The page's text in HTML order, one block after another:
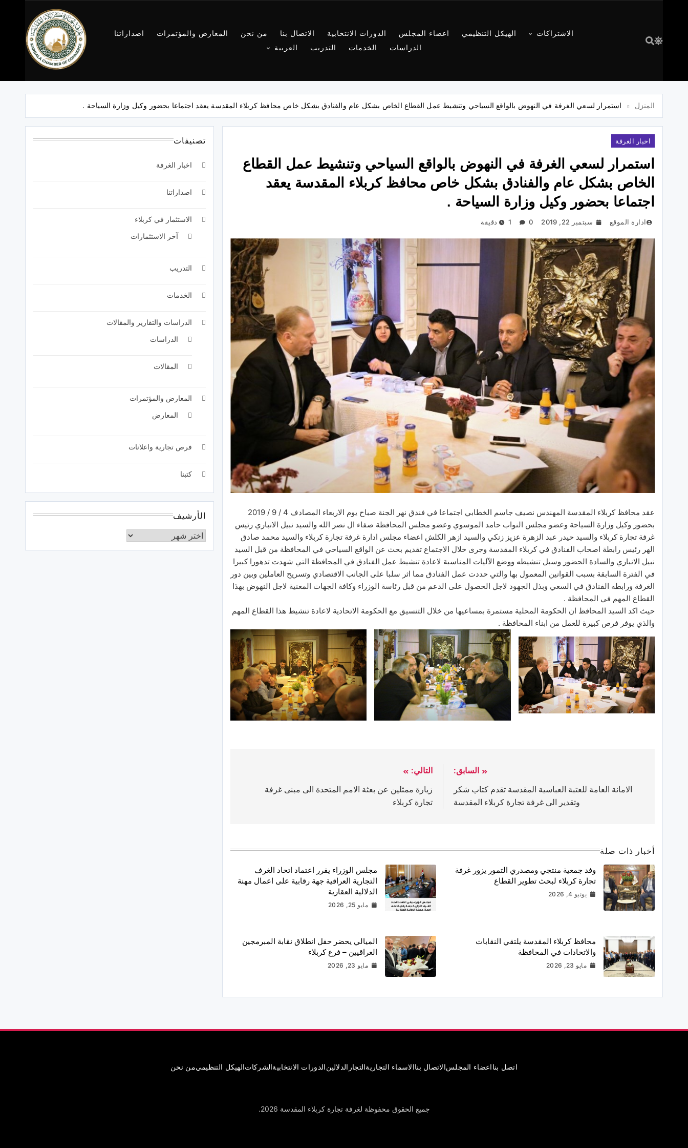
الاشتراكات الهيكل التنظيمي اعضاء المجلس الدورات الانتخابية الاتصال بنا من نحن المعارض والمؤتمرات
اصداراتنا
الدراسات
الخدمات التدريب العربية
غرفة تجارة
كربلاء
المنزل استمرار لسعي الغرفة في النهوض بالواقع السياحي وتنشيط عمل القطاع الخاص بشكل عام والفنادق بشكل خاص محافظ كربلاء المقدسة يعقد اجتماعا بحضور وكيل وزارة السياحة .
اخبار الغرفة
استمرار لسعي الغرفة في النهوض بالواقع السياحي وتنشيط عمل القطاع
الخاص بشكل عام والفنادق بشكل خاص محافظ كربلاء المقدسة يعقد
اجتماعا بحضور وكيل وزارة السياحة .
ادارة الموقع سبتمبر 22, 2019 0 1 دقيقة
عقد محافظ كربلاء المقدسة المهندس نصيف جاسم الخطابي اجتماعا في فندق نهر الجنة صباح يوم الاربعاء المصادف 4 / 9 / 2019
بحضور وكيل وزارة السياحة وعضو مجلس النواب حامد الموسوي وعضو مجلس المحافظة صفاء ال نصر الله والسيد نبيل الانباري رئيس
غرفة تجارة كربلاء والسيد حيدر عبد الزهرة عزيز زنكي والسيد ازهر الكلش اعضاء مجلس ادارة غرفة تجارة كربلاء والسيد محمد صادق
الهر رئيس رابطة اصحاب الفنادق في كربلاء المقدسة وجرى خلال الاجتماع تقديم بحث عن الواقع السياحي في المحافظة من قبل السيد
نبيل الانباري والسادة الحضور وسبل تنشيطه ووضع الآليات المناسبة لاعادة تنشيط عمل الفنادق في المحافظة التي شهدت تدهورا كبيرا
في الفترة السابقة بسبب القوانين المعمول بها والتي حددت عمل الفنادق مما اثر سلبا على الجانب الاقتصادي وتسريح العاملين وبين دور
الغرفة ورابطه الفنادق في السعي وبذل الجهود لاجل الحصول على الدعم من قبل رئاسة الوزراء وكافة الجهات المعنية لاجل النهوض بهذا
القطاع المهم في المحافظة .
حيث اكد السيد المحافظ ان الحكومة المحلية مستمرة بمساعيها من خلال التنسيق مع الحكومة الاتحادية لاعادة تنشيط هذا القطاع المهم
والذي يوفر فرص كبيرة للعمل من ابناء المحافظة .
السابق:
الامانة العامة للعتبة العباسية المقدسة تقدم كتاب شكر
وتقدير الى غرفة تجارة كربلاء المقدسة
التالي:
زيارة ممثلين عن بعثة الامم المتحدة الى مبنى غرفة
تجارة كربلاء
أخبار ذات صلة
وفد جمعية منتجي ومصدري التمور يزور غرفة
تجارة كربلاء لبحث تطوير القطاع
يونيو 4, 2026
مجلس الوزراء يقرر اعتماد اتحاد الغرف
التجارية العراقية جهة رقابية على اعمال مهنة
الدلالية العقارية
مايو 25, 2026
محافظ كربلاء المقدسة يلتقي النقابات
والاتحادات في المحافظة
مايو 23, 2026
الميالي يحضر حفل انطلاق نقابة المبرمجين
العراقيين – فرع كربلاء
مايو 23, 2026
تصنيفات
اخبار الغرفة
اصداراتنا
الاستثمار في كربلاء
آخر الاستثمارات
التدريب
الخدمات
الدراسات والتقارير والمقالات
الدراسات
المقالات
المعارض والمؤتمرات
المعارض
فرص تجارية واعلانات
كتبنا
الأرشيف
اتصل بنااعضاء المجلسالاتصال بناالاسماء التجاريةالتجار الدلالينالدورات الانتخابيةالشركاتالهيكل التنظيميمن نحن
جميع الحقوق محفوظة لغرفة تجارة كربلاء المقدسة 2026.